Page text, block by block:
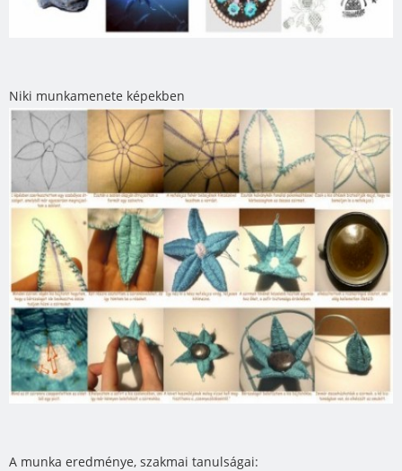
Niki munkamenete képekben
A munka eredménye, szakmai tanulságai: